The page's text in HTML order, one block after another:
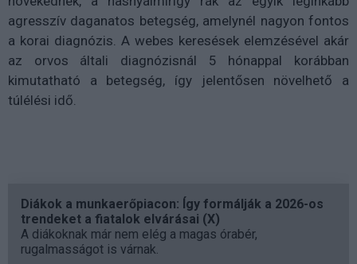
agresszív daganatos betegség, amelynél nagyon fontos
a korai diagnózis. A webes keresések elemzésével akár
az orvos általi diagnózisnál 5 hónappal korábban
kimutatható a betegség, így jelentősen növelhető a
túlélési idő.
Diákok a munkaerőpiacon: Így formálják a 2026-os
trendeket a fiatalok elvárásai (X)
A diákoknak már nem elég a magas órabér,
rugalmasságot is várnak.